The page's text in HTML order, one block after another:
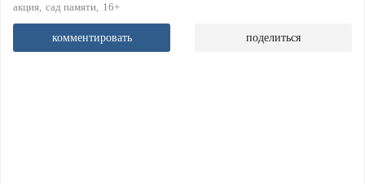
акция сад памяти 16+
комментировать поделиться